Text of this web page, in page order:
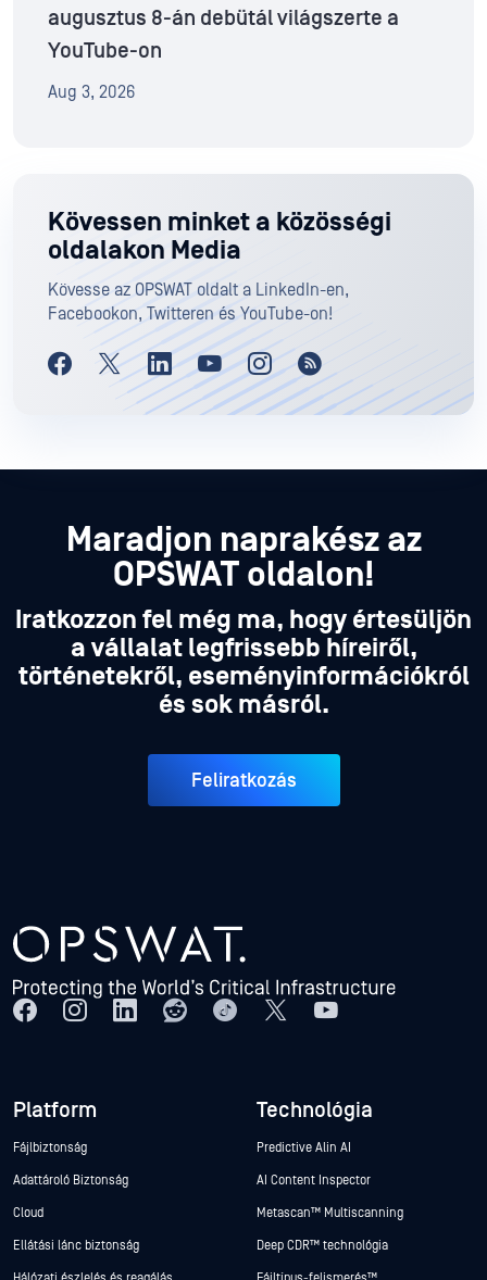
augusztus 8-án debütál világszerte a
YouTube-on
Aug 3, 2026
Kövessen minket a közösségi
oldalakon Media
Kövesse az OPSWAT oldalt a LinkedIn-en,
Facebookon, Twitteren és YouTube-on!
Maradjon naprakész az
OPSWAT oldalon!
Iratkozzon fel még ma, hogy értesüljön
a vállalat legfrissebb híreiről,
történetekről, eseményinformációkról
és sok másról.
Feliratkozás
Platform
Fájlbiztonság
Adattároló Biztonság
Cloud
Ellátási lánc biztonság
Technológia
Predictive Alin AI
AI Content Inspector
Metascan™ Multiscanning
Deep CDR™ technológia